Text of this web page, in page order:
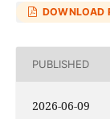
DOWNLOAD
PUBLISHED
2026-06-09